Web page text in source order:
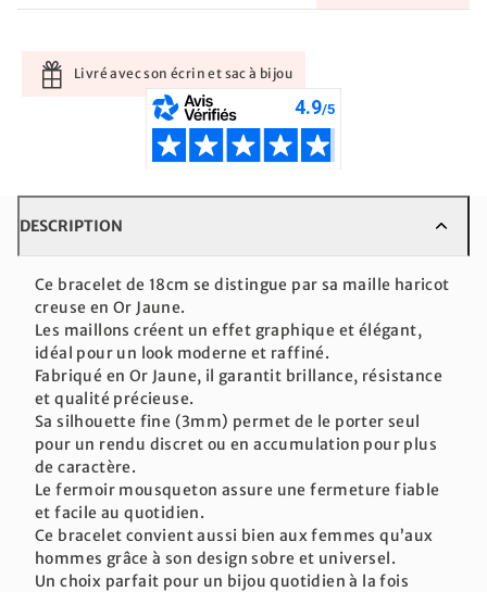
Livré avec son écrin et sac à bijou
DESCRIPTION
Ce bracelet de 18cm se distingue par sa maille haricot
creuse en Or Jaune.
Les maillons créent un effet graphique et élégant,
idéal pour un look moderne et raffiné.
Fabriqué en Or Jaune, il garantit brillance, résistance
et qualité précieuse.
Sa silhouette fine (3mm) permet de le porter seul
pour un rendu discret ou en accumulation pour plus
de caractère.
Le fermoir mousqueton assure une fermeture fiable
et facile au quotidien.
Ce bracelet convient aussi bien aux femmes qu’aux
hommes grâce à son design sobre et universel.
Un choix parfait pour un bijou quotidien à la fois